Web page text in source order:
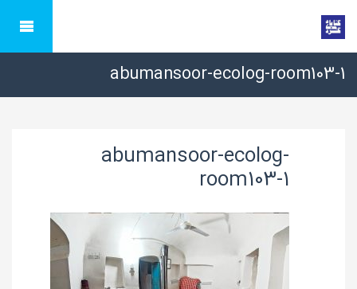
abumansoor-ecolog-room103-1
abumansoor-ecolog-
room103-1